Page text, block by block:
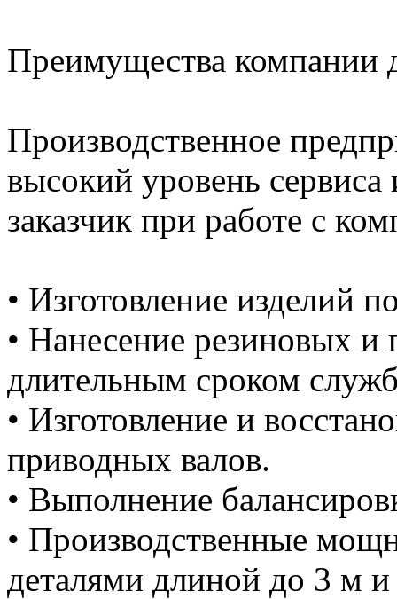
Преимущества компании
Производственное
высокий уровень сервиса
заказчик при работе с
• Изготовление изделий
• Нанесение резиновых
длительным сроком
• Изготовление и
приводных валов.
• Выполнение
• Производственные
деталями длиной до 3 м